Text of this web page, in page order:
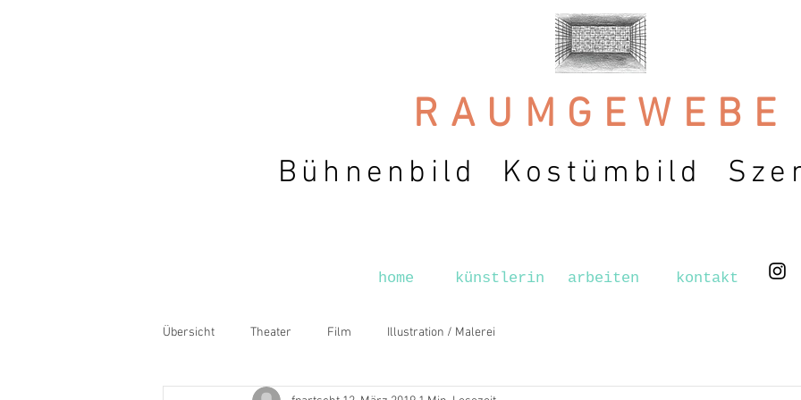
RAUMGEWEBE
Bühnenbild Kostümbild
home künstlerin arbeiten kontakt
Übersicht Theater Film Illustration / Malerei